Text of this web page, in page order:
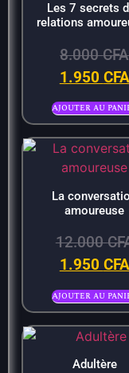
Les 7 secrets
relations
8.000CFA
1.950 CFA
Ajouter au
La
amoureuse
12.000
1.950 CFA
Ajouter au
Adultère